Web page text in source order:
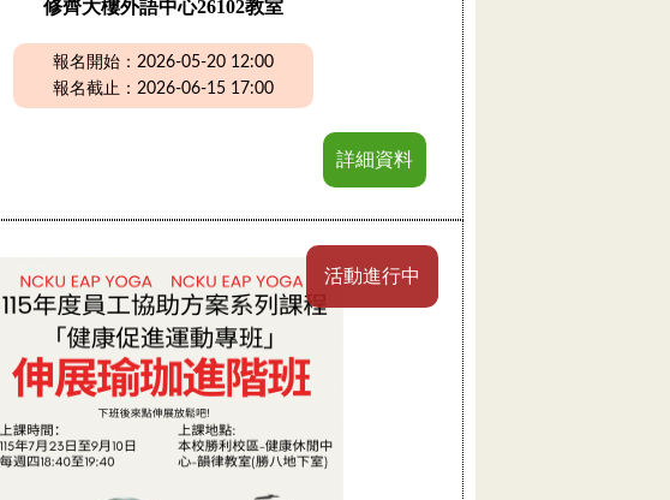
修齊大樓外語中心26102教室
報名開始：2026-05-20 12:00
報名截止：2026-06-15 17:00
詳細資料
活動進行中